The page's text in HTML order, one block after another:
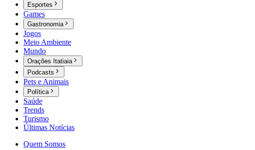
Esportes
Games
Gastronomia
Jogos
Meio Ambiente
Mundo
Orações Itatiaia
Podcasts
Pets e Animais
Política
Saúde
Trends
Turismo
Últimas Notícias
Quem Somos